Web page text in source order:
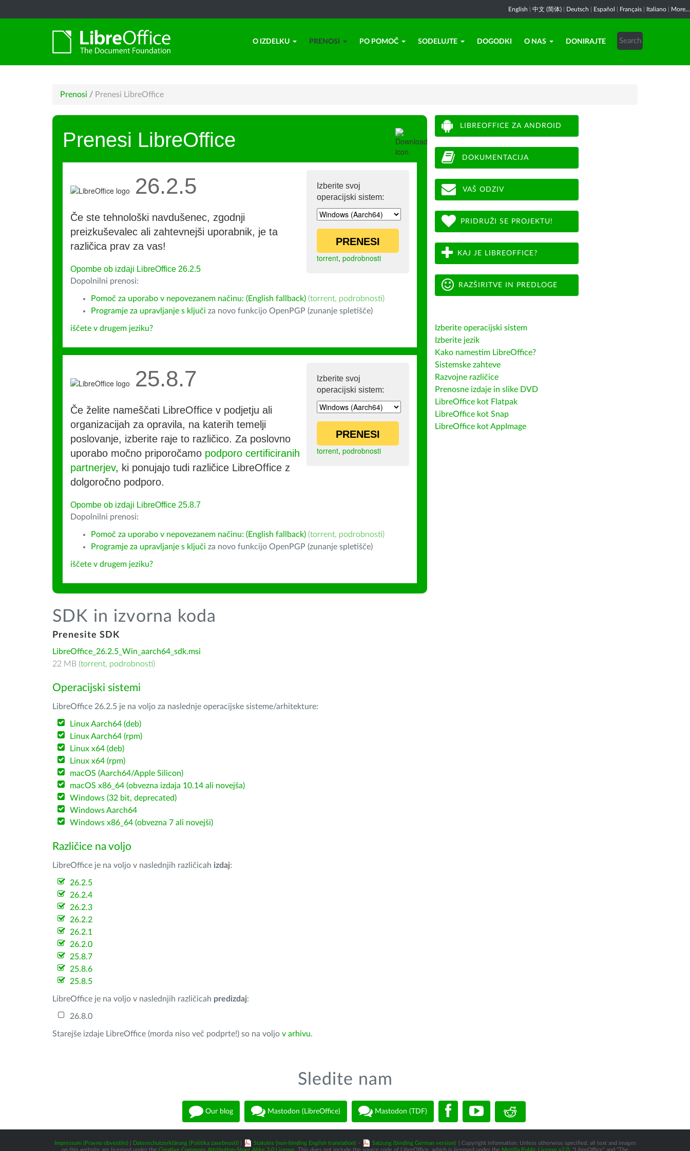
English 中文 (简体) Deutsch Español Français Italiano More...
O IZDELKU PRENOSI PO POMOČ SODELUJTE DOGODKI O NAS DONIRAJTE
Prenosi / Prenesi LibreOffice
Prenesi LibreOffice
Izberite svoj
operacijski sistem:
PRENESI
torrent, podrobnosti
26.2.5
Če ste tehnološki navdušenec, zgodnji
preizkuševalec ali zahtevnejši uporabnik, je ta
različica prav za vas!
Opombe ob izdaji LibreOffice 26.2.5
Dopolnilni prenosi:
Pomoč za uporabo v nepovezanem načinu: (English fallback) (torrent, podrobnosti)
Programje za upravljanje s ključi za novo funkcijo OpenPGP (zunanje spletišče)
iščete v drugem jeziku?
Izberite svoj
operacijski sistem:
PRENESI
torrent, podrobnosti
25.8.7
Če želite nameščati LibreOffice v podjetju ali
organizacijah za opravila, na katerih temelji
poslovanje, izberite raje to različico. Za poslovno
uporabo močno priporočamo podporo certificiranih
partnerjev, ki ponujajo tudi različice LibreOffice z
dolgoročno podporo.
Opombe ob izdaji LibreOffice 25.8.7
Dopolnilni prenosi:
Pomoč za uporabo v nepovezanem načinu: (English fallback) (torrent, podrobnosti)
Programje za upravljanje s ključi za novo funkcijo OpenPGP (zunanje spletišče)
iščete v drugem jeziku?
SDK in izvorna koda
Prenesite SDK
LibreOffice_26.2.5_Win_aarch64_sdk.msi
22 MB (torrent, podrobnosti)
Operacijski sistemi
LibreOffice 26.2.5 je na voljo za naslednje operacijske sisteme/arhitekture:
Linux Aarch64 (deb)
Linux Aarch64 (rpm)
Linux x64 (deb)
Linux x64 (rpm)
macOS (Aarch64/Apple Silicon)
macOS x86_64 (obvezna izdaja 10.14 ali novejša)
Windows (32 bit, deprecated)
Windows Aarch64
Windows x86_64 (obvezna 7 ali novejši)
Različice na voljo
LibreOffice je na voljo v naslednjih različicah izdaj:
26.2.5
26.2.4
26.2.3
26.2.2
26.2.1
26.2.0
25.8.7
25.8.6
25.8.5
LibreOffice je na voljo v naslednjih različicah predizdaj:
26.8.0
Starejše izdaje LibreOffice (morda niso več podprte!) so na voljo v arhivu.
LIBREOFFICE ZA ANDROID
DOKUMENTACIJA
VAŠ ODZIV
PRIDRUŽI SE PROJEKTU!
KAJ JE LIBREOFFICE?
RAZŠIRITVE IN PREDLOGE
Izberite operacijski sistem
Izberite jezik
Kako namestim LibreOffice?
Sistemske zahteve
Razvojne različice
Prenosne izdaje in slike DVD
LibreOffice kot Flatpak
LibreOffice kot Snap
LibreOffice kot AppImage
Sledite nam
Our blog Mastodon (LibreOffice) Mastodon (TDF)
Impressum (Pravno obvestilo)| Datenschutzerklärung (Politika zasebnosti)| Statutes (non-binding English translation) - Satzung (binding German version)
| Copyright information: Unless otherwise specified, all text and images
on this website are licensed under the Creative Commons Attribution-Share Alike 3.0 License . This does not include the source code of LibreOffice, which is licensed under the Mozilla Public License v2.0 . “LibreOffice” and “The